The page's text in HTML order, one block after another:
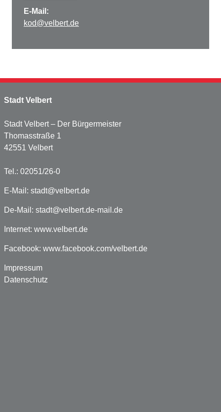
E-Mail:
kod@velbert.de
Stadt Velbert
Stadt Velbert – Der Bürgermeister
Thomasstraße 1
42551 Velbert
Tel.: 02051/26-0
E-Mail: stadt@velbert.de
De-Mail: stadt@velbert.de-mail.de
Internet: www.velbert.de
Facebook: www.facebook.com/velbert.de
Impressum
Datenschutz